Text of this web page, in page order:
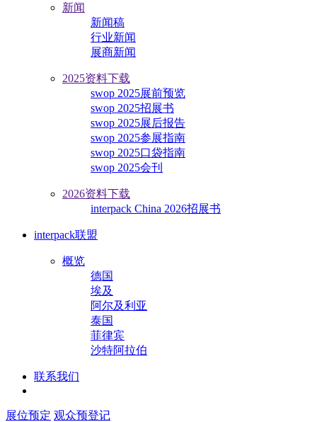
新闻
新闻稿
行业新闻
展商新闻
2025资料下载
swop 2025展前预览
swop 2025招展书
swop 2025展后报告
swop 2025参展指南
swop 2025口袋指南
swop 2025会刊
2026资料下载
interpack China 2026招展书
interpack联盟
概览
德国
埃及
阿尔及利亚
泰国
菲律宾
沙特阿拉伯
联系我们
展位预定 观众预登记